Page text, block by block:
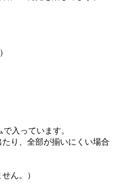
入っています。
り、全部が揃いにくい場合
ん。）